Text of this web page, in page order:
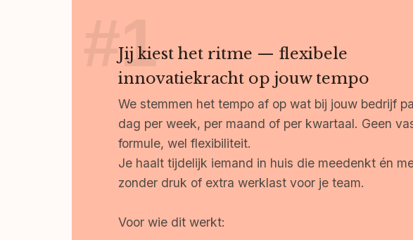
Jij kiest het ritme — flexibele
innovatiekracht op jouw tempo
We stemmen het tempo af op wat bij jouw bedrijf
dag per week, per maand of per kwartaal. Geen
formule, wel flexibiliteit.
Je haalt tijdelijk iemand in huis die meedenkt én
zonder druk of extra werklast voor je team.
Voor wie dit werkt: